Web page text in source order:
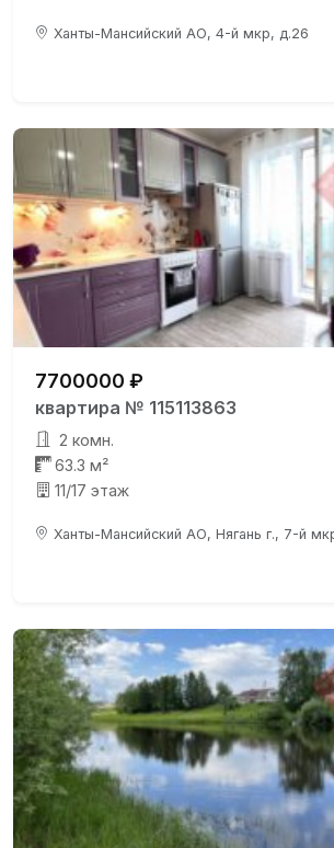
Ханты-Мансийский АО, 4-й мкр, д.26
7700000 ₽
квартира № 115113863
2 комн.
63.3 м²
11/17 этаж
Ханты-Мансийский АО, Нягань г., 7-й